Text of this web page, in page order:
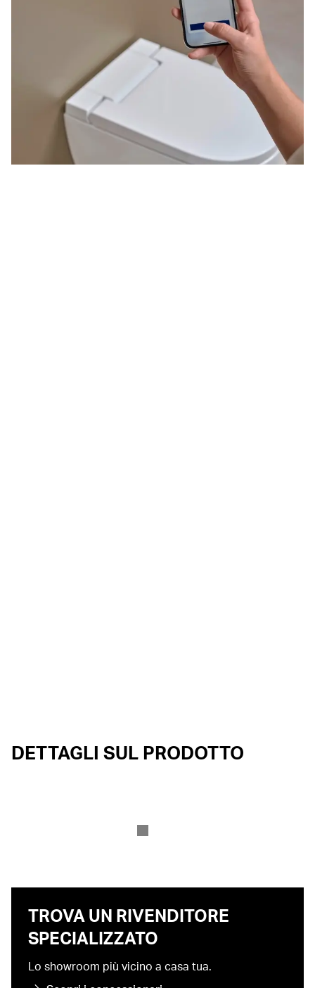
DETTAGLI SUL PRODOTTO
TROVA UN RIVENDITORE
SPECIALIZZATO
Lo showroom più vicino a casa tua.